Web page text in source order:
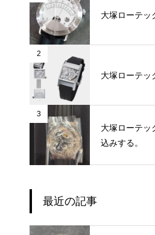
大塚ローテッ
2
大塚ローテ
3
大塚ローテ
込みする。
最近の記事